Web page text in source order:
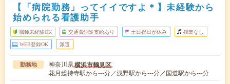
【「病院勤務」ってイイですよ＊】未経験から
始められる看護助手
職種未経験OK 交通費別途支給あり 土日祝日が休み 残業なし
WEB登録OK 派遣
勤務地 神奈川県横浜市鶴見区
花月総持寺駅から---分／浅野駅から---分／国道駅から---分